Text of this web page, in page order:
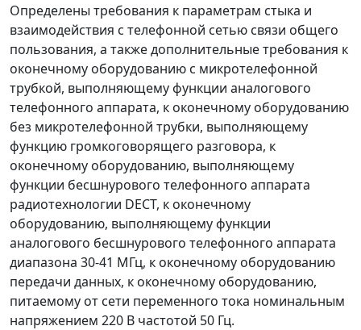
Определены требования к параметрам стыка и
взаимодействия с телефонной сетью связи общего
пользования, а также дополнительные требования к
оконечному оборудованию с микротелефонной
трубкой, выполняющему функции аналогового
телефонного аппарата, к оконечному оборудованию
без микротелефонной трубки, выполняющему
функцию громкоговорящего разговора, к
оконечному оборудованию, выполняющему
функции бесшнурового телефонного аппарата
радиотехнологии DECT, к оконечному
оборудованию, выполняющему функции
аналогового бесшнурового телефонного аппарата
диапазона 30-41 МГц, к оконечному оборудованию
передачи данных, к оконечному оборудованию,
питаемому от сети переменного тока номинальным
напряжением 220 В частотой 50 Гц.